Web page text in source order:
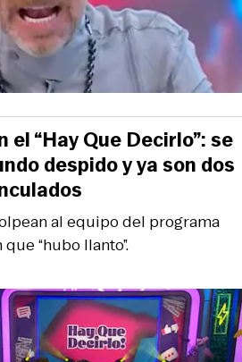
al equipo del programa
“hubo llanto”.
“Hay Que Decirlo”: se
despido y ya son dos